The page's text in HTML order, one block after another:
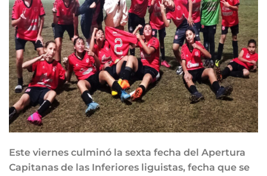
Este viernes culminó la sexta fecha del Apertura
Capitanas de las Inferiores liguistas, fecha que se